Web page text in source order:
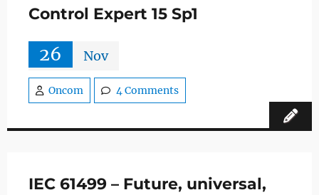
Control Expert 15 Sp1
26 Nov
Oncom 4 Comments
IEC 61499 – Future, universal,